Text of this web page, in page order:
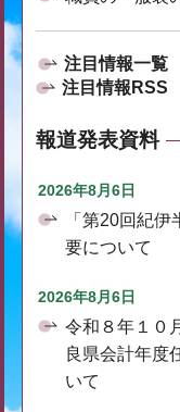
注目情報一覧
注目情報RSS
報道発表資料
2026年8月6日
「第20回紀
要について
2026年8月6日
令和８年１０
良県会計年度
いて